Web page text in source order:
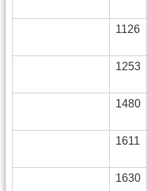
1126
1253
1480
1611
1630